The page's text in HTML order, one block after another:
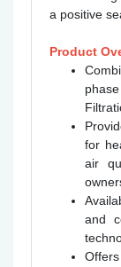
a positive
Product
for
air
and